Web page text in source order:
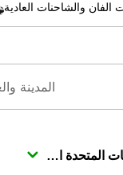
الفان والشاحنات العادية